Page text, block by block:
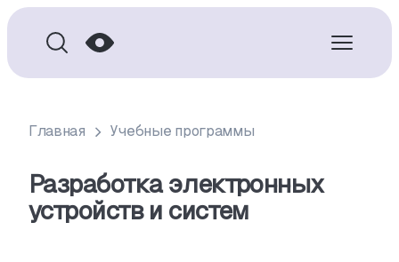
Главная Учебные программы
Разработка электронных
устройств и систем